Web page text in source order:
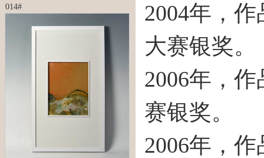
014#
2004年，
大赛银奖。
2006年，
赛银奖。
2006年，